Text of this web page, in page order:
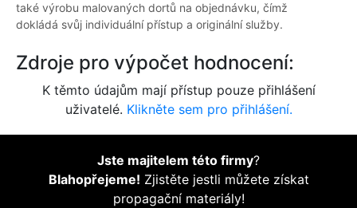
také výrobu malovaných dortů na objednávku, čímž
dokládá svůj individuální přístup a originální služby.
Zdroje pro výpočet hodnocení:
K těmto údajům mají přístup pouze přihlášení
uživatelé. Klikněte sem pro přihlášení.
Jste majitelem této firmy?
Blahopřejeme! Zjistěte jestli můžete získat
propagační materiály!